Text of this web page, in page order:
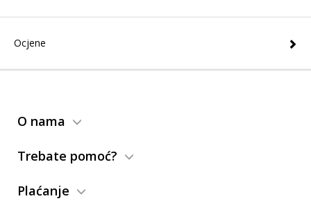
Ocjene
O nama
Trebate pomoć?
Plaćanje